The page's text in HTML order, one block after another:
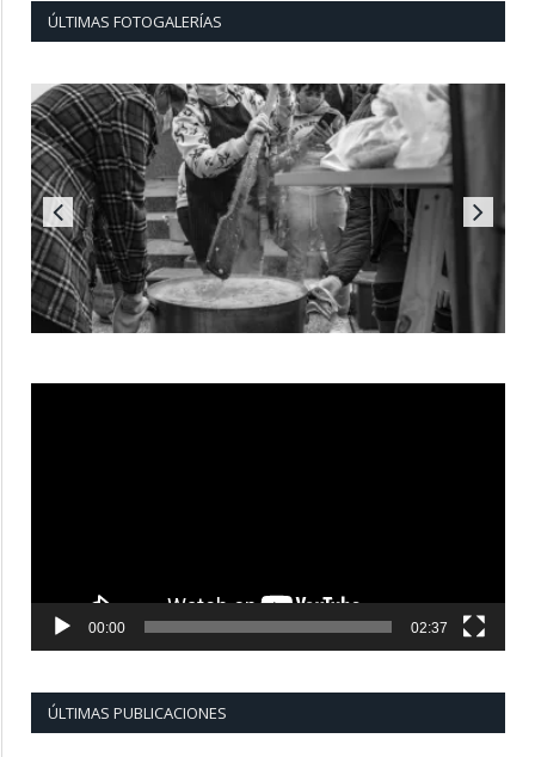
ÚLTIMAS FOTOGALERÍAS
00:00 02:37
ÚLTIMAS PUBLICACIONES